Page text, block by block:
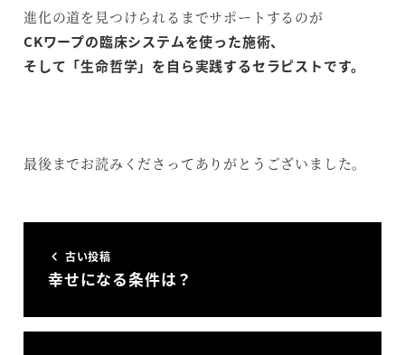
進化の道を見つけられるまでサポートするのが
CKワープの臨床システムを使った施術、
そして「生命哲学」を自ら実践するセラピストです。
最後までお読みくださってありがとうございました。
古い投稿
幸せになる条件は？